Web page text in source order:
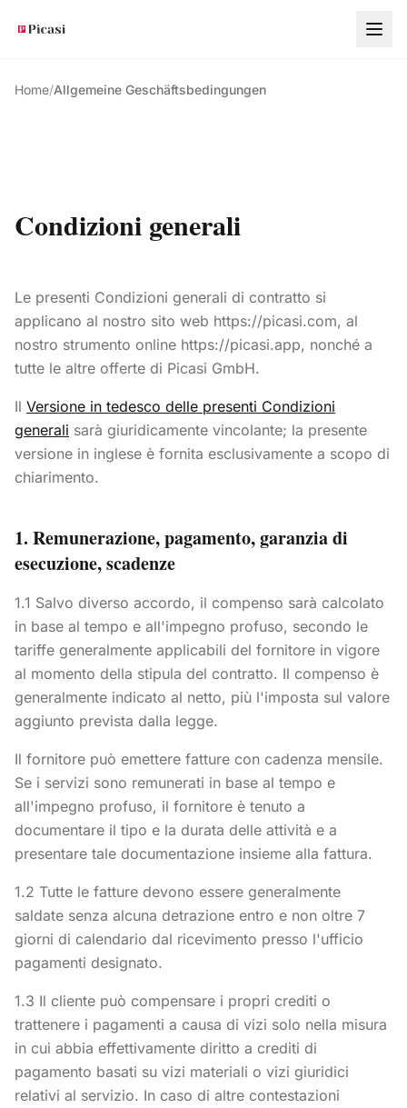
Home/Allgemeine Geschäftsbedingungen
Condizioni generali
Le presenti Condizioni generali di contratto si
applicano al nostro sito web https://picasi.com, al
nostro strumento online https://picasi.app, nonché a
tutte le altre offerte di Picasi GmbH.
Il Versione in tedesco delle presenti Condizioni
generali sarà giuridicamente vincolante; la presente
versione in inglese è fornita esclusivamente a scopo di
chiarimento.
1. Remunerazione, pagamento, garanzia di
esecuzione, scadenze
1.1 Salvo diverso accordo, il compenso sarà calcolato
in base al tempo e all'impegno profuso, secondo le
tariffe generalmente applicabili del fornitore in vigore
al momento della stipula del contratto. Il compenso è
generalmente indicato al netto, più l'imposta sul valore
aggiunto prevista dalla legge.
Il fornitore può emettere fatture con cadenza mensile.
Se i servizi sono remunerati in base al tempo e
all'impegno profuso, il fornitore è tenuto a
documentare il tipo e la durata delle attività e a
presentare tale documentazione insieme alla fattura.
1.2 Tutte le fatture devono essere generalmente
saldate senza alcuna detrazione entro e non oltre 7
giorni di calendario dal ricevimento presso l'ufficio
pagamenti designato.
1.3 Il cliente può compensare i propri crediti o
trattenere i pagamenti a causa di vizi solo nella misura
in cui abbia effettivamente diritto a crediti di
pagamento basati su vizi materiali o vizi giuridici
relativi al servizio. In caso di altre contestazioni